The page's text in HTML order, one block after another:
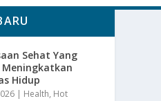
Sehat Yang
Hidup
| Health, Hot